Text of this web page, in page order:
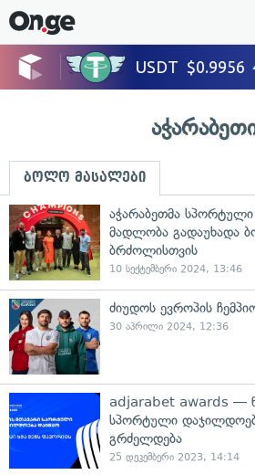
ბოლო მასალები
აჭარაბეთმა სპორტული
მადლობა გადაუხადა
ბრძოლისთვის
10 სექტემბერი 2024, 13:46
ძიუდოს ევროპის
30 აპრილი 2024, 12:36
adjarabet awards —
სპორტული
გრძელდება
25 დეკემბერი 2023, 14:14